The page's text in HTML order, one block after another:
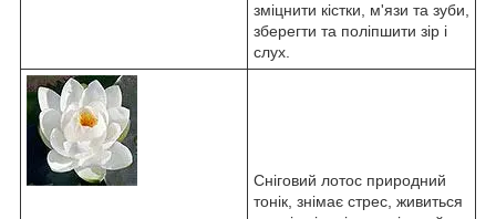
зміцнити кістки, м'язи та зуби,
зберегти та поліпшити зір і
слух.
Сніговий лотос природний
тонік, знімає стрес, живиться